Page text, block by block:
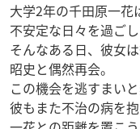
大学2年の千田原一花
不安定な日々を過ごし
そんなある日、彼女
昭史と偶然再会。
この機会を逃すまい
彼もまた不治の病を